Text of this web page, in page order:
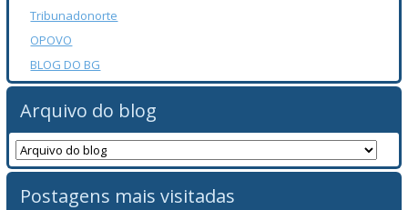
Tribunadonorte
OPOVO
BLOG DO BG
Arquivo do blog
Postagens mais visitadas